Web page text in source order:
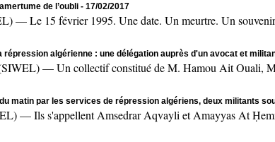
de l’oubli - 17/02/2017
— Le 15 février 1995. Une date. Un meurtre. Un souvenir
répression algérienne : une délégation auprès d'un avocat et
— Un collectif constitué de M. Hamou Ait Ouali,
matin par les services de répression algériens, deux militants
— Ils s'appellent Amsedrar Aqvayli et Amayyas At